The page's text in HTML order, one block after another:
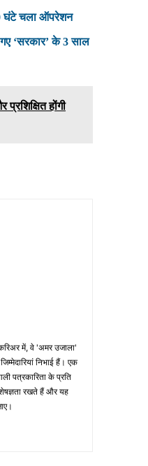
घंटे चला ऑपरेशन
‘सरकार’ के 3 साल
होंगी
में, वे 'अमर उजाला'
निभाई हैं। एक
पत्रकारिता के प्रति
रखते हैं और यह